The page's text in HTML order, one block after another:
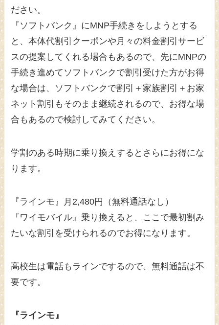
ださい。
『ソフトバンク』にMNP手続きをしようとする
と、本体代割引クーポンや月々の料金割引サービ
スの提案してくれる場合もあるので、先にMNPの
手続き進めてソフトバンクで割引受けた方がお得
な場合は、ソフトバンクで割引＋家族割引＋お家
ネット割引もそのまま継続されるので、お得な場
合もあるので検討してみてください。
学割のある時期に乗り換えするとさらにお得にな
ります。
『ラインモ』月2,480円（無料通話なし）
『ワイモバイル』乗り換えると、ここで最初割み
たいな割引を受けられるのでお得になります。
高校生は電話もラインでするので、無料通話は不
要です。
『ラインモ』